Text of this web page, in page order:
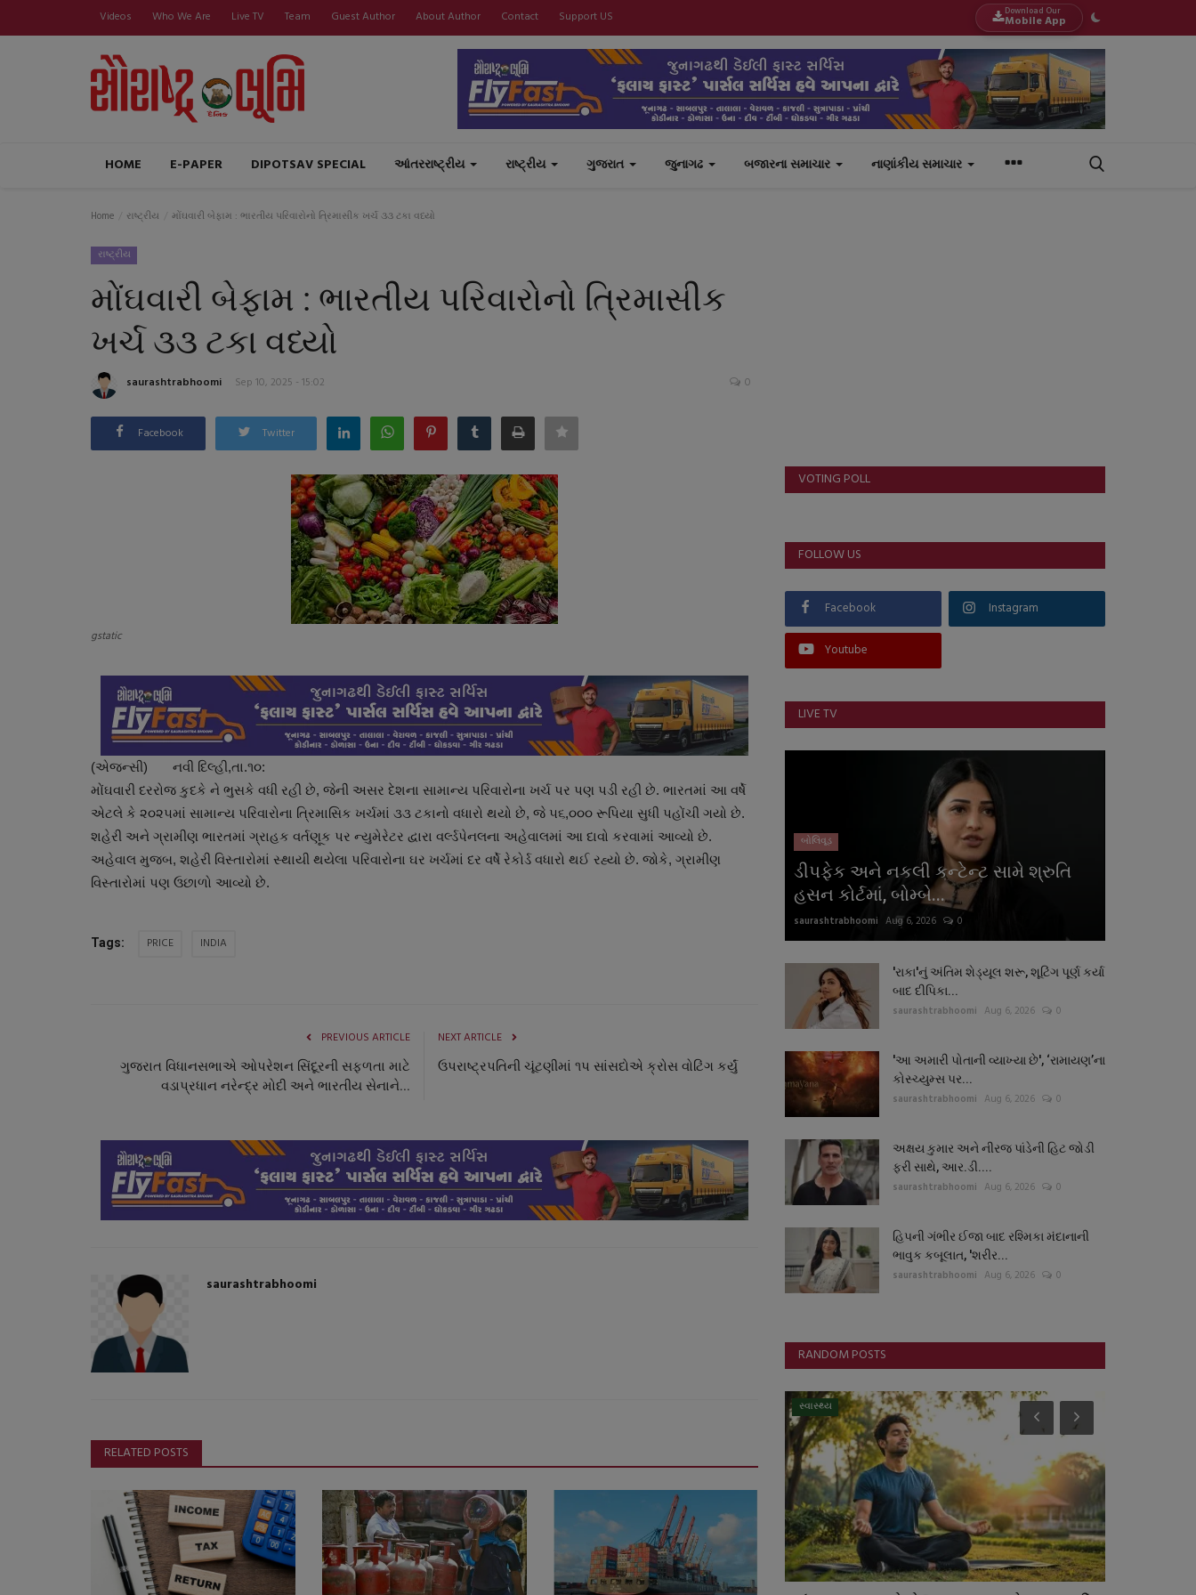
Videos Who We Are Live TV Team Guest Author About Author Contact Support US Download Our
Mobile App
HOME E-PAPER DIPOTSAV SPECIAL આંતરરાષ્ટ્રીય રાષ્ટ્રીય ગુજરાત જુનાગઢ બજારના સમાચાર નાણાંકીય સમાચાર
Home રાષ્ટ્રીય મોંઘવારી બેફામ : ભારતીય પરિવારોનો ત્રિમાસીક ખર્ચ ૩૩ ટકા વધ્યો
રાષ્ટ્રીય
મોંઘવારી બેફામ : ભારતીય પરિવારોનો ત્રિમાસીક
ખર્ચ ૩૩ ટકા વધ્યો
saurashtrabhoomi Sep 10, 2025 - 15:02 0
Facebook Twitter
gstatic
(એજન્સી) નવી દિલ્હી,તા.૧૦:
મોંઘવારી દરરોજ કુદકે ને ભુસકે વધી રહી છે, જેની અસર દેશના સામાન્ય પરિવારોના ખર્ચ પર પણ પડી રહી છે. ભારતમાં આ વર્ષે
એટલે કે ૨૦૨૫માં સામાન્ય પરિવારોના ત્રિમાસિક ખર્ચમાં ૩૩ ટકાનો વધારો થયો છે, જે ૫૬,૦૦૦ રૂપિયા સુધી પહોંચી ગયો છે.
શહેરી અને ગ્રામીણ ભારતમાં ગ્રાહક વર્તણૂક પર ન્યુમેરેટર દ્વારા વર્લ્ડપેનલના અહેવાલમાં આ દાવો કરવામાં આવ્યો છે.
અહેવાલ મુજબ, શહેરી વિસ્તારોમાં સ્થાયી થયેલા પરિવારોના ઘર ખર્ચમાં દર વર્ષે રેકોર્ડ વધારો થઈ રહ્યો છે. જોકે, ગ્રામીણ
વિસ્તારોમાં પણ ઉછાળો આવ્યો છે.
Tags: PRICE INDIA
PREVIOUS ARTICLE
ગુજરાત વિધાનસભાએ ઓપરેશન સિંદૂરની સફળતા માટે
વડાપ્રધાન નરેન્દ્ર મોદી અને ભારતીય સેનાને...
NEXT ARTICLE
ઉપરાષ્ટ્રપતિની ચૂંટણીમાં ૧પ સાંસદોએ ક્રોસ વોટિંગ કર્યું
saurashtrabhoomi
RELATED POSTS
VOTING POLL
FOLLOW US
Facebook Instagram
Youtube
LIVE TV
બોલિવૂડ
ડીપફેક અને નકલી કન્ટેન્ટ સામે શ્રુતિ
હસન કોર્ટમાં, બોમ્બે...
saurashtrabhoomi Aug 6, 2026 0
'રાકા'નું અંતિમ શેડ્યૂલ શરૂ, શૂટિંગ પૂર્ણ કર્યા
બાદ દીપિકા...
saurashtrabhoomi Aug 6, 2026 0
'આ અમારી પોતાની વ્યાખ્યા છે', ‘રામાયણ’ના
કોસ્ચ્યુમ્સ પર...
saurashtrabhoomi Aug 6, 2026 0
અક્ષય કુમાર અને નીરજ પાંડેની હિટ જોડી
ફરી સાથે, આર.ડી....
saurashtrabhoomi Aug 6, 2026 0
હિપની ગંભીર ઈજા બાદ રશ્મિકા મંદાનાની
ભાવુક કબૂલાત, 'શરીર...
saurashtrabhoomi Aug 6, 2026 0
RANDOM POSTS
સ્વાસ્થ્ય